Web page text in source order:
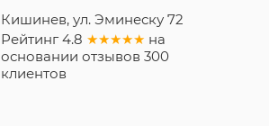
Кишинев, ул. Эминеску 72
Рейтинг 4.8 ★★★★★ на
основании отзывов 300
клиентов